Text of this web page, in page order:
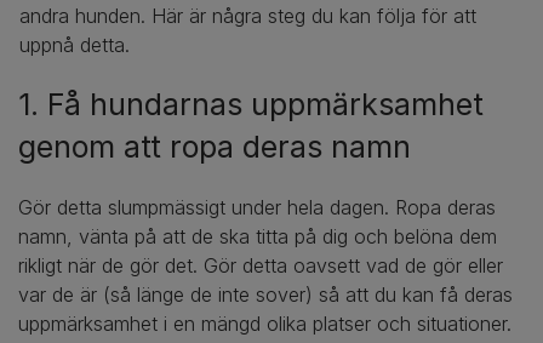
andra hunden. Här är några steg du kan följa för att
uppnå detta.
1. Få hundarnas uppmärksamhet
genom att ropa deras namn
Gör detta slumpmässigt under hela dagen. Ropa deras
namn, vänta på att de ska titta på dig och belöna dem
rikligt när de gör det. Gör detta oavsett vad de gör eller
var de är (så länge de inte sover) så att du kan få deras
uppmärksamhet i en mängd olika platser och situationer.